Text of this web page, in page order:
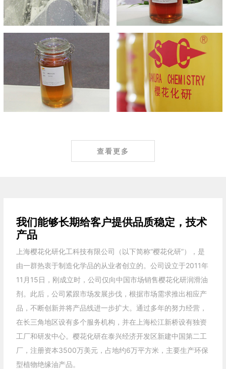
查看更多
我们能够长期给客户提供品质稳定，技术
产品
上海樱花化研化工科技有限公司（以下简称“樱花化研”），是
由一群热衷于制造化学品的从业者创立的。公司设立于2011年
11月15日，刚成立时，公司仅向中国市场销售樱花化研润滑油
剂。此后，公司紧跟市场发展步伐，根据市场需求推出相应产
品，不断创新并将产品线进一步扩大。通过多年的努力经营，
在长三角地区设有多个服务机构，并在上海松江新桥设有独资
工厂和研发中心。樱花化研在泰兴经济开发区新建中国第二工
厂，注册资本3500万美元，占地约6万平方米，主要生产环保
型植物绝缘油产品。